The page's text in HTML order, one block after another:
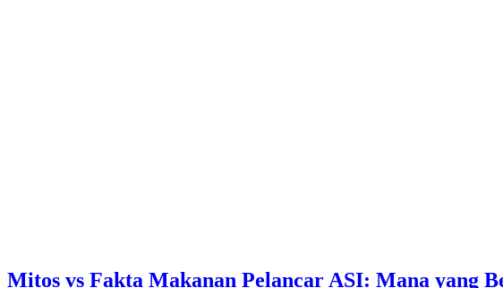
Mitos vs Fakta Makanan Pelancar ASI: Mana yang